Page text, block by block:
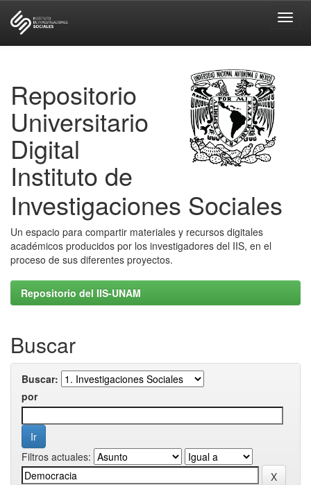
Repositorio
Universitario
Digital
Instituto de
Investigaciones Sociales
Un espacio para compartir materiales y recursos digitales
académicos producidos por los investigadores del IIS, en el
proceso de sus diferentes proyectos.
Repositorio del IIS-UNAM
Buscar
Buscar:
por
Filtros actuales: